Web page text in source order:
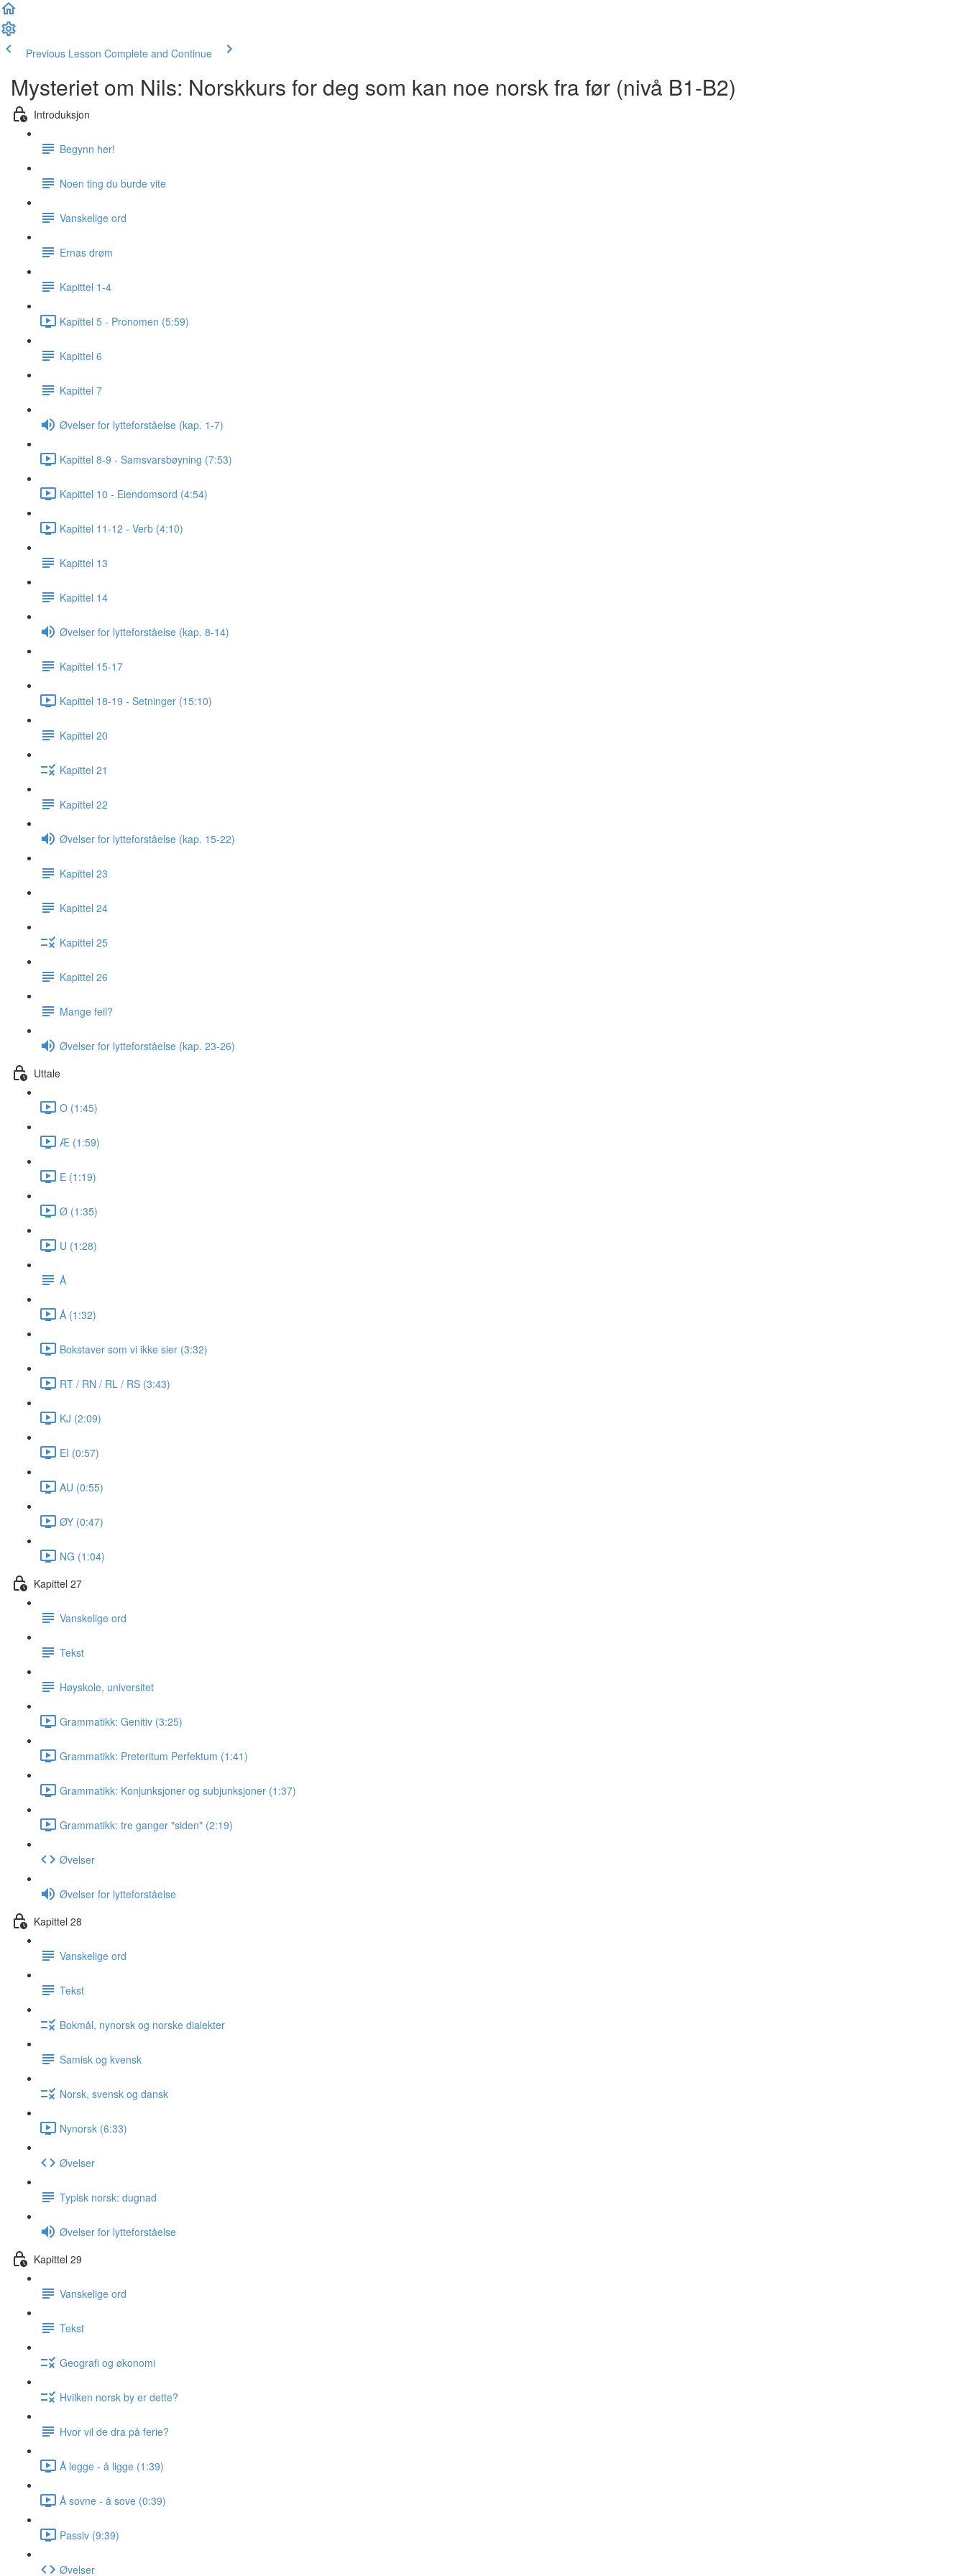
Previous Lesson Complete and Continue
Mysteriet om Nils: Norskkurs for deg som kan noe norsk fra før (nivå B1-B2)
Introduksjon
Begynn her!
Noen ting du burde vite
Vanskelige ord
Ernas drøm
Kapittel 1-4
Kapittel 5 - Pronomen (5:59)
Kapittel 6
Kapittel 7
Øvelser for lytteforståelse (kap. 1-7)
Kapittel 8-9 - Samsvarsbøyning (7:53)
Kapittel 10 - Eiendomsord (4:54)
Kapittel 11-12 - Verb (4:10)
Kapittel 13
Kapittel 14
Øvelser for lytteforståelse (kap. 8-14)
Kapittel 15-17
Kapittel 18-19 - Setninger (15:10)
Kapittel 20
Kapittel 21
Kapittel 22
Øvelser for lytteforståelse (kap. 15-22)
Kapittel 23
Kapittel 24
Kapittel 25
Kapittel 26
Mange feil?
Øvelser for lytteforståelse (kap. 23-26)
Uttale
O (1:45)
Æ (1:59)
E (1:19)
Ø (1:35)
U (1:28)
Å
Å (1:32)
Bokstaver som vi ikke sier (3:32)
RT / RN / RL / RS (3:43)
KJ (2:09)
EI (0:57)
AU (0:55)
ØY (0:47)
NG (1:04)
Kapittel 27
Vanskelige ord
Tekst
Høyskole, universitet
Grammatikk: Genitiv (3:25)
Grammatikk: Preteritum Perfektum (1:41)
Grammatikk: Konjunksjoner og subjunksjoner (1:37)
Grammatikk: tre ganger "siden" (2:19)
Øvelser
Øvelser for lytteforståelse
Kapittel 28
Vanskelige ord
Tekst
Bokmål, nynorsk og norske dialekter
Samisk og kvensk
Norsk, svensk og dansk
Nynorsk (6:33)
Øvelser
Typisk norsk: dugnad
Øvelser for lytteforståelse
Kapittel 29
Vanskelige ord
Tekst
Geografi og økonomi
Hvilken norsk by er dette?
Hvor vil de dra på ferie?
Å legge - å ligge (1:39)
Å sovne - å sove (0:39)
Passiv (9:39)
Øvelser